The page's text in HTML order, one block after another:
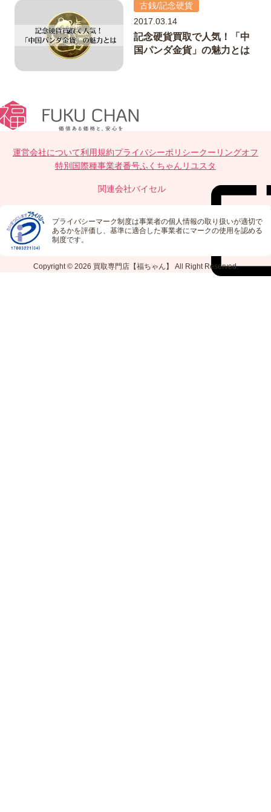
古銭/記念硬貨
2017.03.14
記念硬貨買取で人気！「中
国パンダ金貨」の魅力とは
運営会社について利用規約プライバシーポリシークーリングオフ
特別国際種事業者番号ふくちゃんリユスタ
関連会社バイセル
プライバシーマーク制度は事業者の個人情報の取り扱いが適切で
あるかを評価し、基準に適合した事業者にマークの使用を認める
制度です。
Copyright © 2026 買取専門店【福ちゃん】 All Right Reserved.